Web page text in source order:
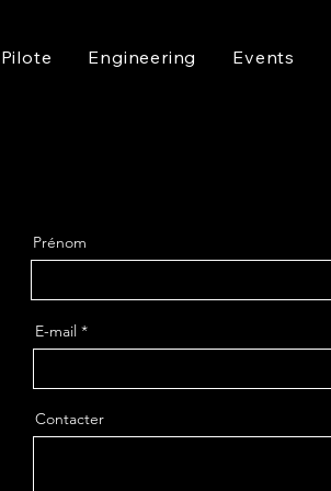
Pilote Engineering Events
Prénom
E-mail
Contacter